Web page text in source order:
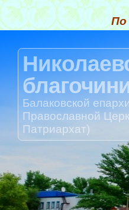
По
Балаковской
Православной
Патриархат)